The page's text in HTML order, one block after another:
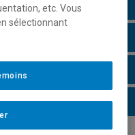
etc. Vous
sélectionnant